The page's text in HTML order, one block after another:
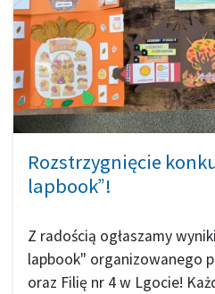
Rozstrzygnięcie
lapbook”!
Z radością ogłaszamy
lapbook" organizowanego
oraz Filię nr 4 w Lgocie!